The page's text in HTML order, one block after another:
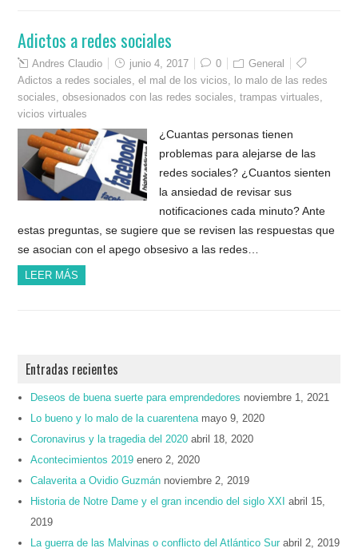
Adictos a redes sociales
Andres Claudio junio 4, 2017 0
General
Adictos a redes sociales ,el mal de los vicios
lo malo de las redes
sociales ,obsesionados con las redes sociales ,trampas virtuales
vicios virtuales
¿Cuantas personas tienen
problemas para alejarse de las
redes sociales? ¿Cuantos sienten
la ansiedad de revisar sus
notificaciones cada minuto? Ante
estas preguntas, se sugiere que se revisen las respuestas que
se asocian con el apego obsesivo a las redes…
LEER MÁS
Entradas recientes
Deseos de buena suerte para emprendedores noviembre 1, 2021
Lo bueno y lo malo de la cuarentena mayo 9, 2020
Coronavirus y la tragedia del 2020 abril 18, 2020
Acontecimientos 2019 enero 2, 2020
Calaverita a Ovidio Guzmán noviembre 2, 2019
Historia de Notre Dame y el gran incendio del siglo XXI
abril 15,
2019
La guerra de las Malvinas o conflicto del Atlántico Sur abril 2, 2019